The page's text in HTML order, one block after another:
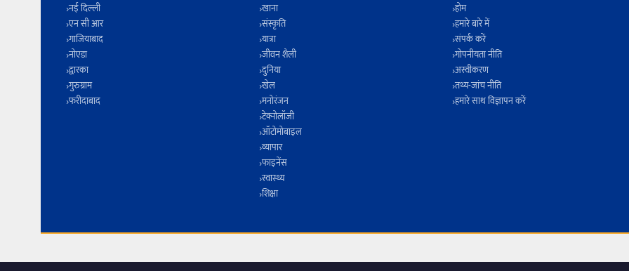
नई दिल्ली
एन सी आर
गाजियाबाद
नोएडा
द्वारका
गुरुग्राम
फरीदाबाद
खाना
संस्कृति
यात्रा
जीवन शैली
दुनिया
खेल
मनोरंजन
टेक्नोलॉजी
ऑटोमोबाइल
व्यापार
फाइनेंस
स्वास्थ्य
शिक्षा
होम
हमारे बारे में
संपर्क करें
गोपनीयता नीति
अस्वीकरण
तथ्य-जांच नीति
हमारे साथ विज्ञापन करें